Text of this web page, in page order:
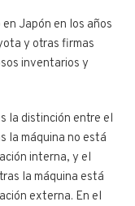
Japón en los años
y otras firmas
inventarios y
la distinción entre el
la máquina no está
interna, y el
la máquina está
externa. En el